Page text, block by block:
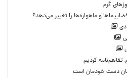
گرم
و ماهواره‌ها را تغییر می‌دهد؟
کردیم
دست خودمان است